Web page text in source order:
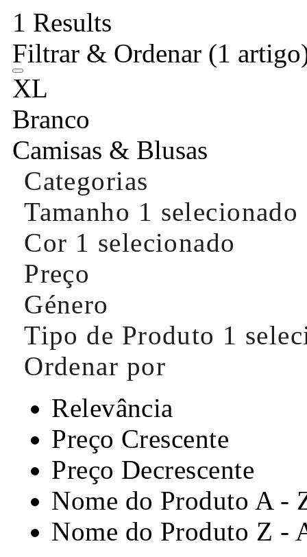
1 Results
Filtrar & Ordenar (1
XL
Branco
Camisas & Blusas
Categorias
Tamanho 1 selecionado
Cor 1 selecionado
Preço
Género
Tipo de Produto 1
Ordenar por
Relevância
Preço Crescente
Preço Decrescente
Nome do Produto A -
Nome do Produto Z -